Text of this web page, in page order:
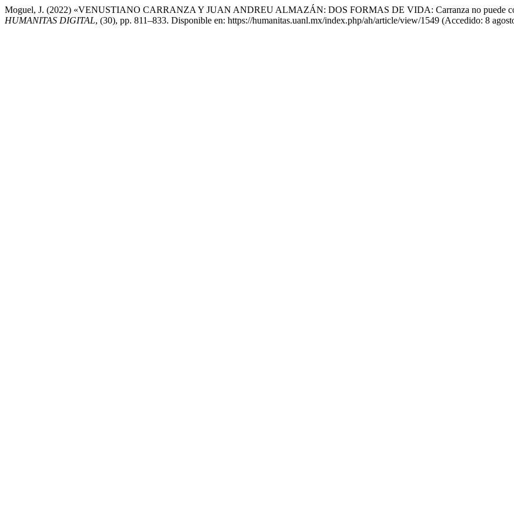
Moguel, J. (2022) «VENUSTIANO CARRANZA Y JUAN ANDREU ALMAZÁN: DOS FORMAS DE VIDA: Carranza no puede
HUMANITAS DIGITAL, (30), pp. 811–833. Disponible en: https://humanitas.uanl.mx/index.php/ah/article/view/1549 (Accedido: 8